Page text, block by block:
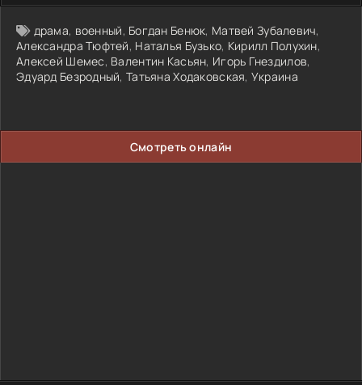
драма, военный, Богдан Бенюк, Матвей Зубалевич,
Александра Тюфтей, Наталья Бузько, Кирилл Полухин,
Алексей Шемес, Валентин Касьян, Игорь Гнездилов,
Эдуард Безродный,Татьяна Ходаковская, Украина
Смотреть онлайн